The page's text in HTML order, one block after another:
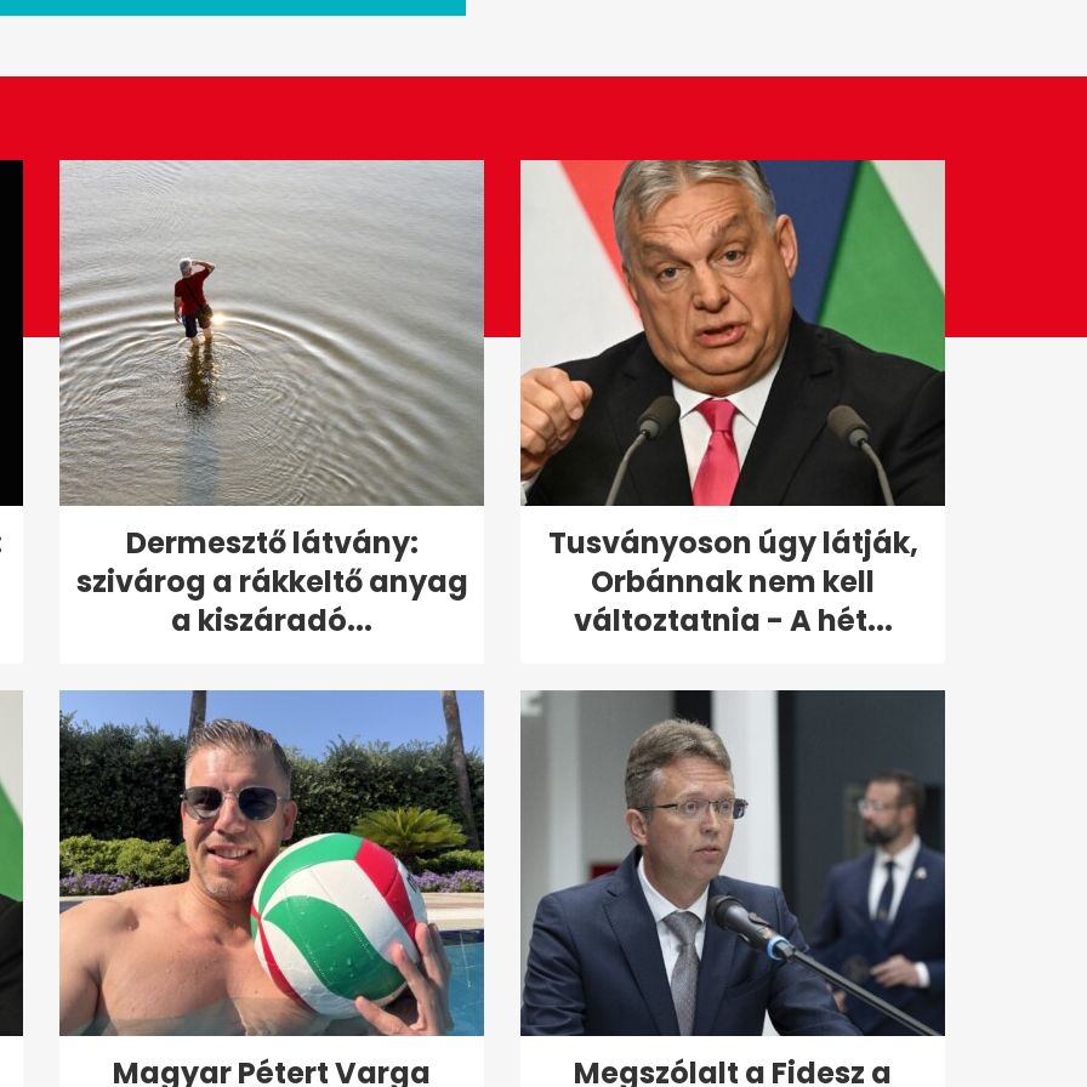
Dermesztő látvány:
szivárog a rákkeltő anyag
a kiszáradó...
Tusványoson úgy látják,
Orbánnak nem kell
változtatnia - A hét...
Magyar Pétert Varga Megszólalt a Fidesz a